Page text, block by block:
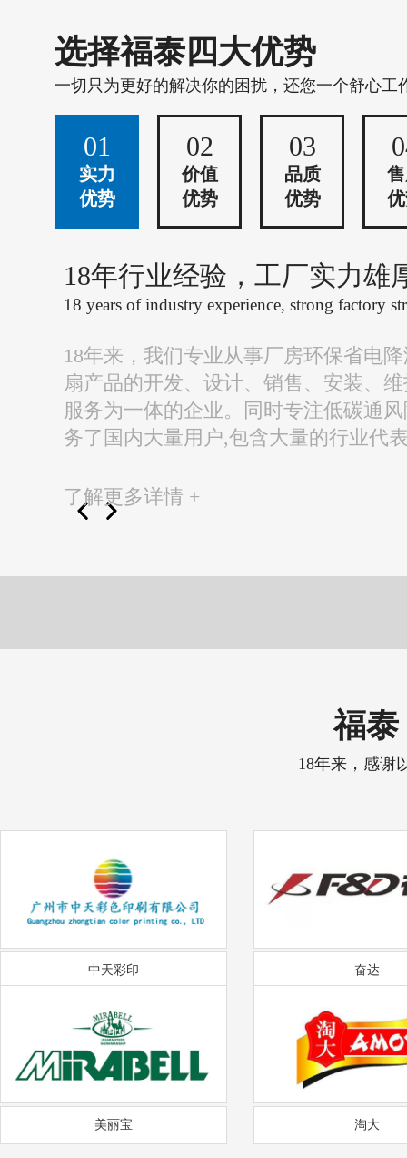
选择福泰四大优势
一切只为更好的解决你的困扰，还您一个舒心工
01
实力
优势
02
价值
优势
03
品质
优势
18年行业经验，工厂实力雄
18 years of industry experience, strong factory
18年来，我们专业从事厂房环保省电
扇产品的开发、设计、销售、安装、
服务为一体的企业。同时专注低碳通
务了国内大量用户,包含大量的行业代
了解更多详情 +
福泰
18年来，感谢
中天彩印 奋达
美丽宝 淘大